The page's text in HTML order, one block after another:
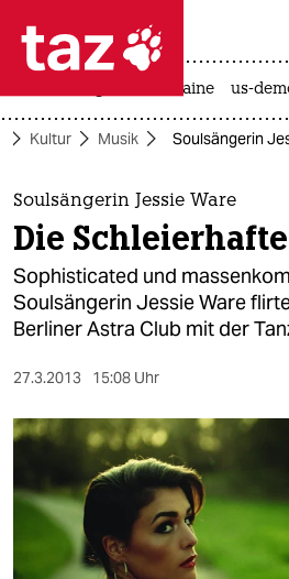
 taz zahl ich
taz zahl ich
themen
politik
öko
sport
berlin
krieg in der ukraine us-
Kultur Musik Soulsängerin
Soulsängerin Jessie Ware
Die Schleierhafte
Sophisticated und
Soulsängerin Jessie Ware
Berliner Astra Club mit der
27.3.2013 15:08 Uhr